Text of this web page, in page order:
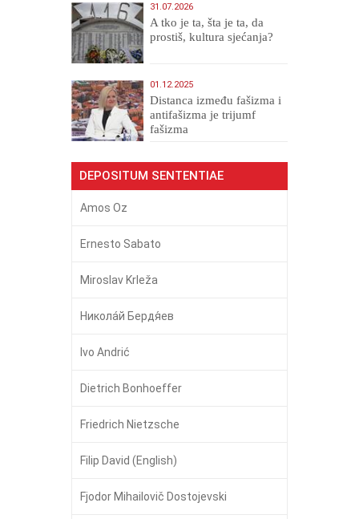
31.07.2026
A tko je ta, šta je ta, da
prostiš, kultura sjećanja?
01.12.2025
Distanca između fašizma i
antifašizma je trijumf
fašizma
DEPOSITUM SENTENTIAE
Amos Oz
Ernesto Sabato
Miroslav Krleža
Никола́й Бердя́ев
Ivo Andrić
Dietrich Bonhoeffer
Friedrich Nietzsche
Filip David (English)
Fjodor Mihailovič Dostojevski